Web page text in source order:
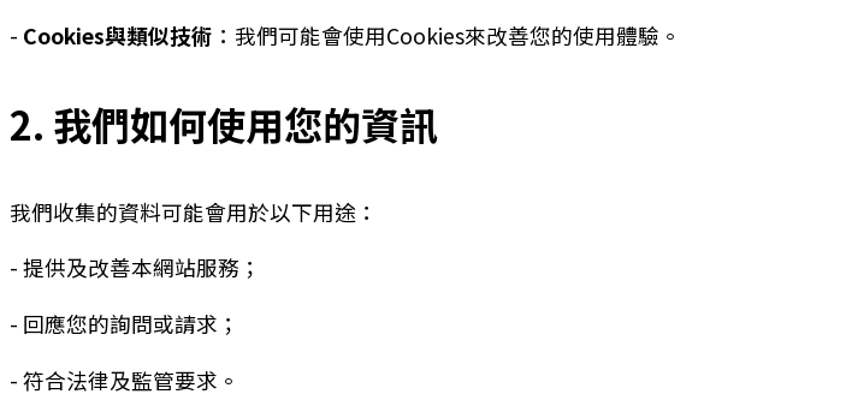
- Cookies與類似技術 ：我們可能會使用Cookies來改善您的使用體驗。
2. 我們如何使用您的資訊
我們收集的資料可能會用於以下用途：
- 提供及改善本網站服務；
- 回應您的詢問或請求；
- 符合法律及監管要求。